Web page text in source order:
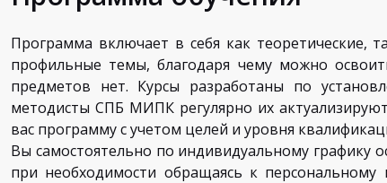
Программа включает в себя как теоретические,
профильные темы, благодаря чему можно
предметов нет. Курсы разработаны по
методисты СПБ МИПК регулярно их
вас программу с учетом целей и уровня
Вы самостоятельно по индивидуальному графику
при необходимости обращаясь к